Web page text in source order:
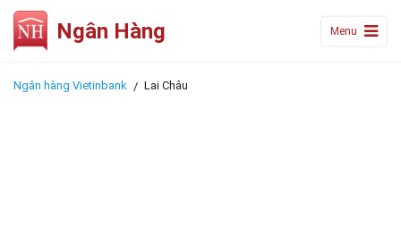
Ngân Hàng Menu
Ngân hàng Vietinbank Lai Châu